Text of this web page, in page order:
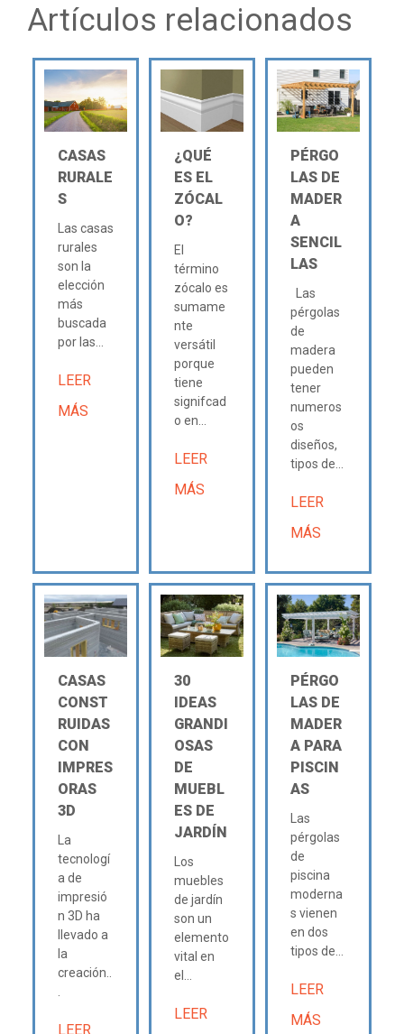
Artículos relacionados
CASAS
RURALE
S
Las casas
rurales
son la
elección
más
buscada
por las...
LEER
MÁS
¿QUÉ
ES EL
ZÓCAL
O?
El
término
zócalo es
sumame
nte
versátil
porque
tiene
signifcad
o en...
LEER
MÁS
PÉRGO
LAS DE
MADER
A
SENCIL
LAS
Las
pérgolas
de
madera
pueden
tener
numeros
os
diseños,
tipos de...
LEER
MÁS
CASAS
CONST
RUIDAS
CON
IMPRES
ORAS
3D
La
tecnologí
a de
impresió
n 3D ha
llevado a
la
creación..
LEER
30
IDEAS
GRANDI
OSAS
DE
MUEBL
ES DE
JARDÍN
Los
muebles
de jardín
son un
elemento
vital en
el...
LEER
PÉRGO
LAS DE
MADER
A PARA
PISCIN
AS
Las
pérgolas
de
piscina
moderna
s vienen
en dos
tipos de...
LEER
MÁS